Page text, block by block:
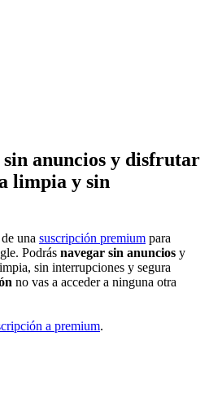
sin anuncios y disfrutar
limpia y sin
una suscripción premium para
Podrás navegar sin anuncios y
sin interrupciones y segura
no vas a acceder a ninguna otra
a premium.